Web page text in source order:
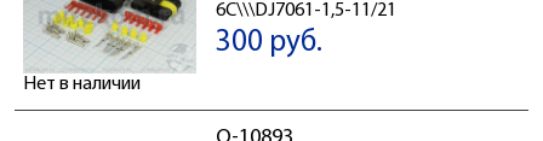
6C\\\DJ7061-1,5-11/21
300 руб.
Нет в наличии